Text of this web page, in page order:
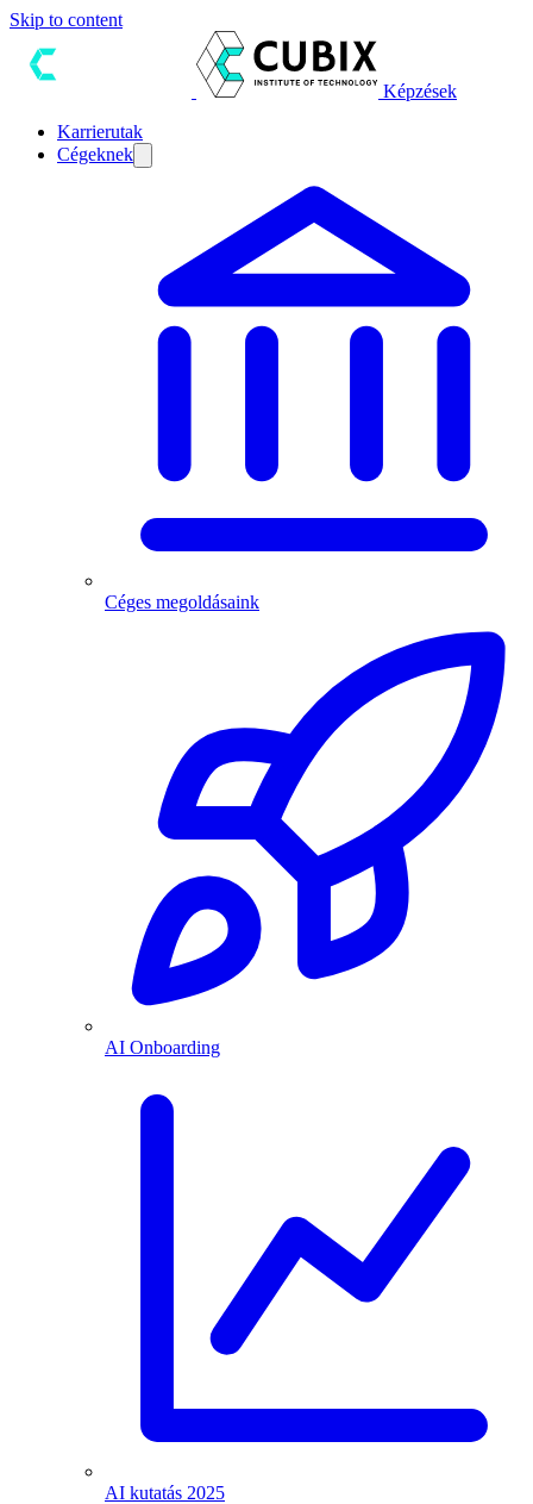
Skip to content
Képzések
Karrierutak
Cégeknek
Céges megoldásaink
AI Onboarding
AI kutatás 2025